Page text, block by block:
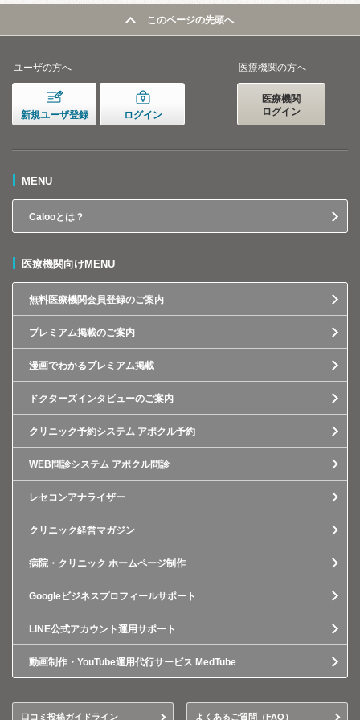
このページの先頭へ
ユーザの方へ
新規ユーザ登録 ログイン
医療機関の方へ
医療機関
ログイン
MENU
Calooとは？
医療機関向けMENU
無料医療機関会員登録のご案内
プレミアム掲載のご案内
漫画でわかるプレミアム掲載
ドクターズインタビューのご案内
クリニック予約システム アポクル予約
WEB問診システム アポクル問診
レセコンアナライザー
クリニック経営マガジン
病院・クリニック ホームページ制作
Googleビジネスプロフィールサポート
LINE公式アカウント運用サポート
動画制作・YouTube運用代行サービス MedTube
口コミ投稿ガイドライン よくあるご質問（FAQ）